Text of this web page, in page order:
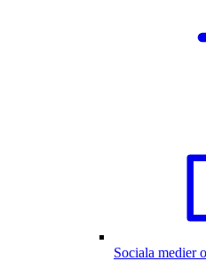
Sociala medier